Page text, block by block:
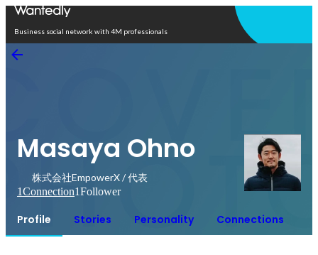
Business social network with 4M professionals
Masaya Ohno
株式会社EmpowerX / 代表
1Connection1Follower
Profile Stories Personality Connections